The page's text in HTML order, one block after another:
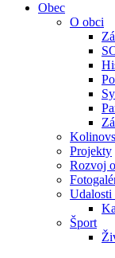
Obec
O obci
Projekty
Rozvoj
Udalosti
Šport